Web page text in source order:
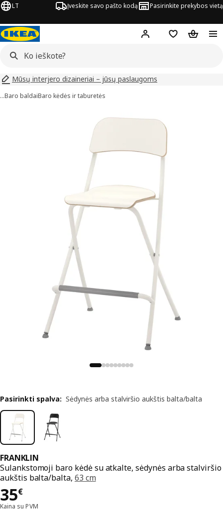
LT Įveskite savo pašto kodą Pasirinkite prekybos vietą
Hej! Prisijungti
Pageidavimų
Pirkinių
Mūsų interjero dizaineriai – jūsų paslaugoms
…Baro baldaiBaro kėdės ir taburetės
FRANKLIN
Sulankstomoji baro kėdė su atkalte, sėdynės arba stalviršio
aukštis balta/balta, 63 cm
35€
Kaina 35€
Kaina su PVM
Pasirinkti spalva: Sėdynės arba stalviršio aukštis balta/balta